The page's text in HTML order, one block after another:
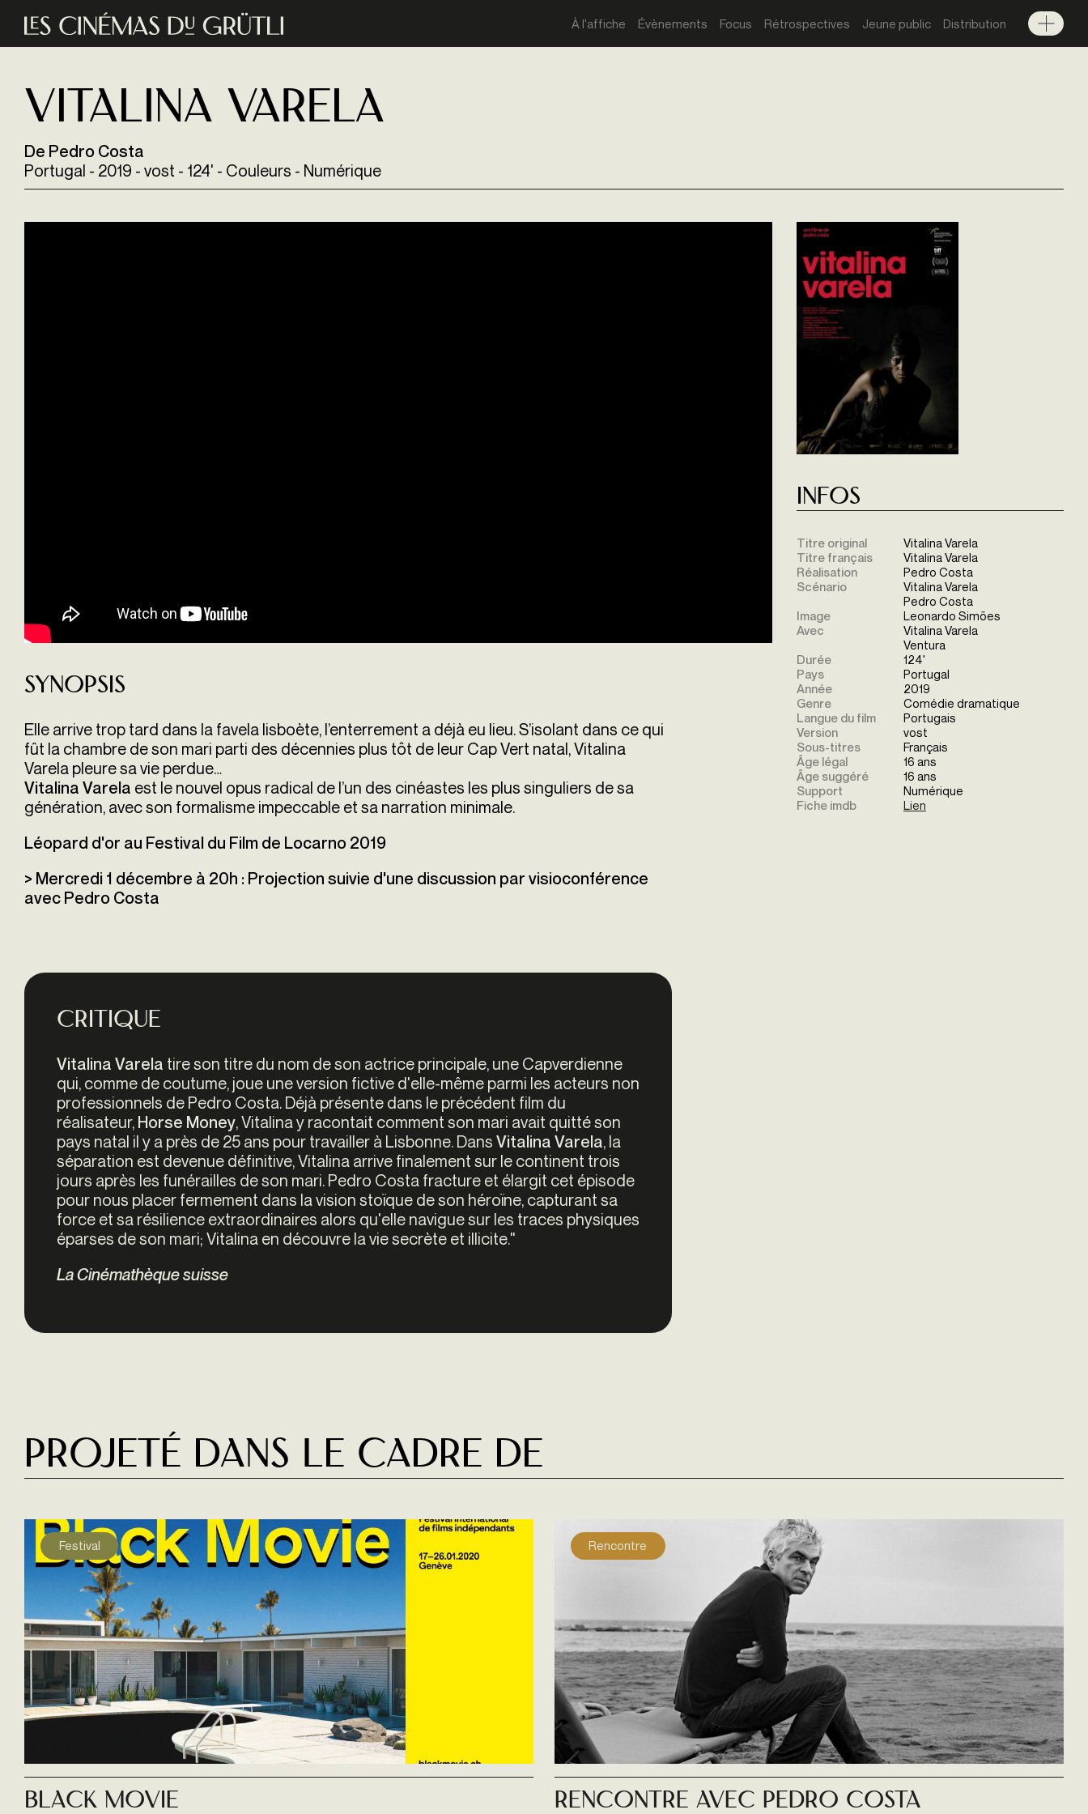
Aller au contenu principal
À l'affiche Évènements Focus Rétrospectives Jeune public Distribution
Menu
Vitalina Varela
De Pedro Costa
Portugal - 2019 - vost - 124' - Couleurs - Numérique
Synopsis
Elle arrive trop tard dans la favela lisboète, l’enterrement a déjà eu lieu. S’isolant dans ce qui
fût la chambre de son mari parti des décennies plus tôt de leur Cap Vert natal, Vitalina
Varela pleure sa vie perdue…
Vitalina Varela est le nouvel opus radical de l’un des cinéastes les plus singuliers de sa
génération, avec son formalisme impeccable et sa narration minimale.
Léopard d'or au Festival du Film de Locarno 2019
> Mercredi 1 décembre à 20h : Projection suivie d'une discussion par visioconférence
avec Pedro Costa
Critique
Vitalina Varela tire son titre du nom de son actrice principale, une Capverdienne
qui, comme de coutume, joue une version fictive d'elle-même parmi les acteurs non
professionnels de Pedro Costa. Déjà présente dans le précédent film du
réalisateur, Horse Money, Vitalina y racontait comment son mari avait quitté son
pays natal il y a près de 25 ans pour travailler à Lisbonne. Dans Vitalina Varela, la
séparation est devenue définitive, Vitalina arrive finalement sur le continent trois
jours après les funérailles de son mari. Pedro Costa fracture et élargit cet épisode
pour nous placer fermement dans la vision stoïque de son héroïne, capturant sa
force et sa résilience extraordinaires alors qu'elle navigue sur les traces physiques
éparses de son mari; Vitalina en découvre la vie secrète et illicite."
La Cinémathèque suisse
Infos
Titre original
Vitalina Varela
Titre français
Vitalina Varela
Réalisation
Pedro Costa
Scénario
Vitalina Varela
Pedro Costa
Image
Leonardo Simões
Avec
Vitalina Varela
Ventura
Durée
124'
Pays
Portugal
Année
2019
Genre
Comédie dramatique
Langue du film
Portugais
Version
vost
Sous-titres
Français
Âge légal
16 ans
Âge suggéré
16 ans
Support
Numérique
Fiche imdb
Lien
Projeté dans le cadre de
Festival
Black Movie
Rencontre
Rencontre avec Pedro Costa